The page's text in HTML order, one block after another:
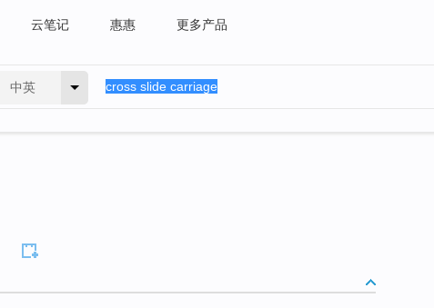
云笔记 惠惠 更多产品
中英